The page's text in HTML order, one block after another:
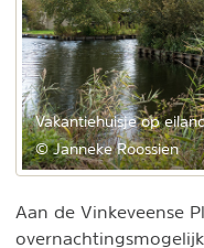
Vakantiehuisje op
© Janneke Roossien
Aan de Vinkeveense